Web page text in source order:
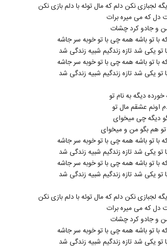
لجبازی نکن دلم که مال توئه با دلم بازی نکن
دل که می میره برات
و جادو کرد چشات
با تو باشه همه چی با تو خوبه سر جاشه
تو یکی شد تازه زندگیم شبیه زندگی شد
با تو باشه همه چی با تو خوبه سر جاشه
تو یکی شد تازه زندگیم شبیه زندگی شد
دیگه به نام تو
اونم عشقم مال تو
دیگه چی میخوای
هم بگو من و میخوای
با تو باشه همه چی با تو خوبه سر جاشه
تو یکی شد تازه زندگیم شبیه زندگی شد
با تو باشه همه چی با تو خوبه سر جاشه
تو یکی شد تازه زندگیم شبیه زندگی شد
لجبازی نکن دلم که مال توئه با دلم بازی نکن
دل که می میره برات
و جادو کرد چشات
با تو باشه همه چی با تو خوبه سر جاشه
تو یکی شد تازه زندگیم شبیه زندگی شد